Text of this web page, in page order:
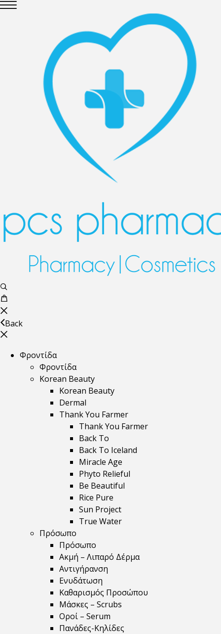
Back
Φροντίδα
Φροντίδα
Korean Beauty
Korean Beauty
Dermal
Thank You Farmer
Thank You Farmer
Back To
Back To Iceland
Miracle Age
Phyto Relieful
Be Beautiful
Rice Pure
Sun Project
True Water
Πρόσωπο
Πρόσωπο
Ακμή – Λιπαρό Δέρμα
Αντιγήρανση
Ενυδάτωση
Καθαρισμός Προσώπου
Μάσκες – Scrubs
Οροί – Serum
Πανάδες-Κηλίδες